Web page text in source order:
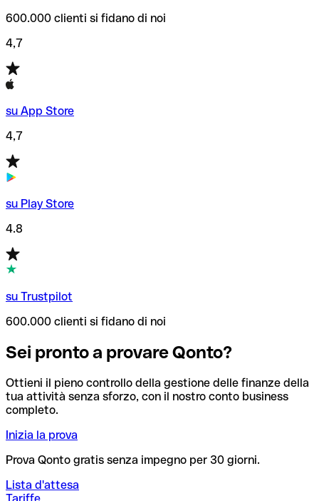
600.000 clienti si fidano di noi
4,7
su App Store
4,7
su Play Store
4.8
su Trustpilot
600.000 clienti si fidano di noi
Sei pronto a provare Qonto?
Ottieni il pieno controllo della gestione delle finanze della
tua attività senza sforzo, con il nostro conto business
completo.
Inizia la prova
Prova Qonto gratis senza impegno per 30 giorni.
Lista d'attesa